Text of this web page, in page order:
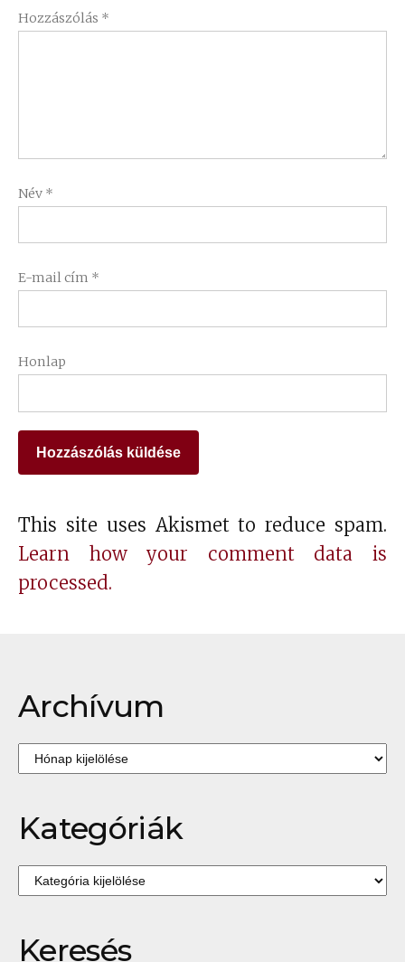
Hozzászólás *
Név *
E-mail cím *
Honlap
This site uses Akismet to reduce spam.
Learn how your comment data is
processed.
Archívum
Archívum
Kategóriák
Kategóriák
Keresés